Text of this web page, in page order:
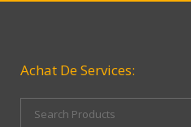
Achat De Services: